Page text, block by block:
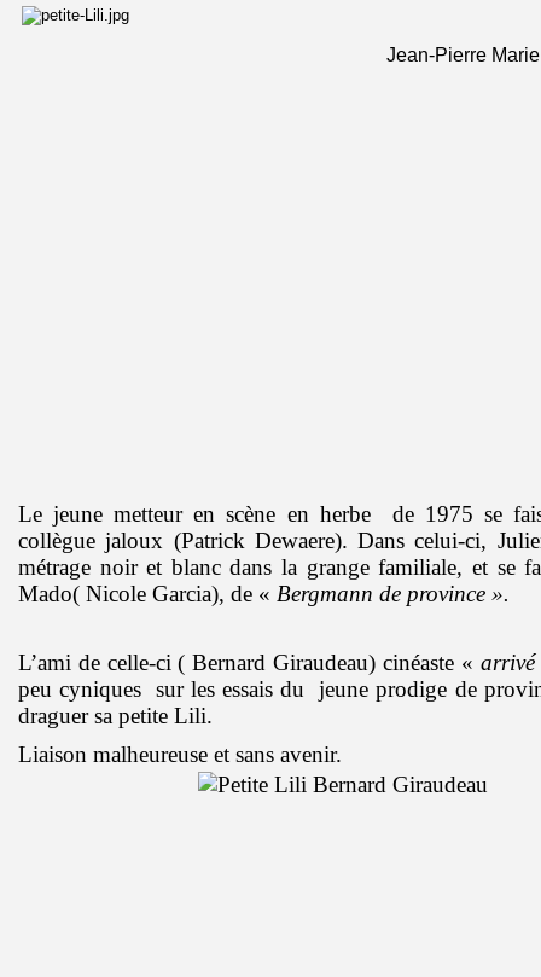
Jean-Pierre
Le jeune metteur en scène en herbe de 1975 se
collègue jaloux (Patrick Dewaere). Dans celui-ci,
métrage noir et blanc dans la grange familiale, et se
Mado( Nicole Garcia), de « Bergmann de province ».
L’ami de celle-ci ( Bernard Giraudeau) cinéaste « arrivé
peu cyniques sur les essais du jeune prodige de
draguer sa petite Lili.
Liaison malheureuse et sans avenir.